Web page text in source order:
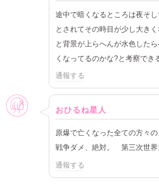
途中で暗くなるところは夜そ
とされてその時目が少し大き
と背景が上らへんが水色した
くなってるのかな?と考察でき
通報する
女性
おひるね星人
原爆で亡くなった全ての方々の
戦争ダメ、絶対。 第三次世界
通報する